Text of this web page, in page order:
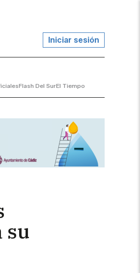
Iniciar sesión
Flash Del SurEl Tiempo
su